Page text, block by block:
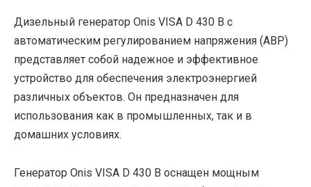
Дизельный генератор Onis VISA D 430 B с
автоматическим регулированием напряжения (АВР)
представляет собой надежное и эффективное
устройство для обеспечения электроэнергией
различных объектов. Он предназначен для
использования как в промышленных, так и в
домашних условиях.
Генератор Onis VISA D 430 B оснащен мощным